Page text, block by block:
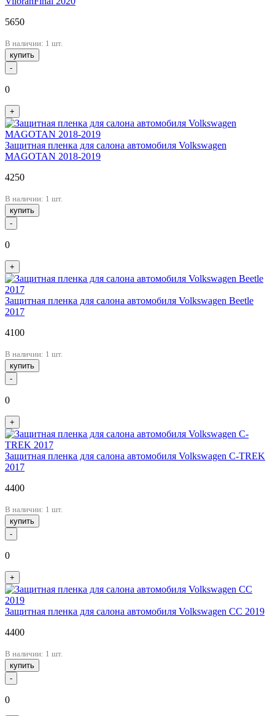
5650
В наличии: 1 шт.
купить
-
0
+
Защитная пленка для салона автомобиля Volkswagen
MAGOTAN 2018-2019
4250
В наличии: 1 шт.
купить
-
0
+
Защитная пленка для салона автомобиля Volkswagen Beetle
2017
4100
В наличии: 1 шт.
купить
-
0
+
Защитная пленка для салона автомобиля Volkswagen C-TREK
2017
4400
В наличии: 1 шт.
купить
-
0
+
Защитная пленка для салона автомобиля Volkswagen CC 2019
4400
В наличии: 1 шт.
купить
-
0